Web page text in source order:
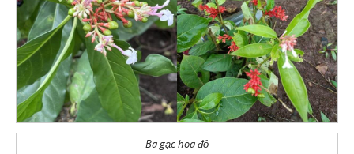
Ba gạc hoa đỏ